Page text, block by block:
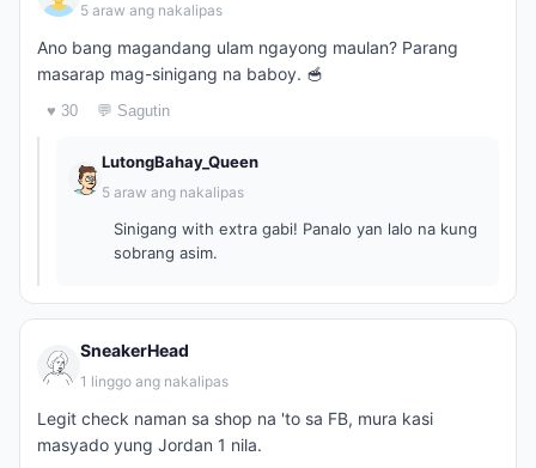
5 araw ang nakalipas
Ano bang magandang ulam ngayong maulan? Parang
masarap mag-sinigang na baboy. 🥣
♥ 30 💬 Sagutin
LutongBahay_Queen
5 araw ang nakalipas
Sinigang with extra gabi! Panalo yan lalo na kung
sobrang asim.
SneakerHead
1 linggo ang nakalipas
Legit check naman sa shop na 'to sa FB, mura kasi
masyado yung Jordan 1 nila.